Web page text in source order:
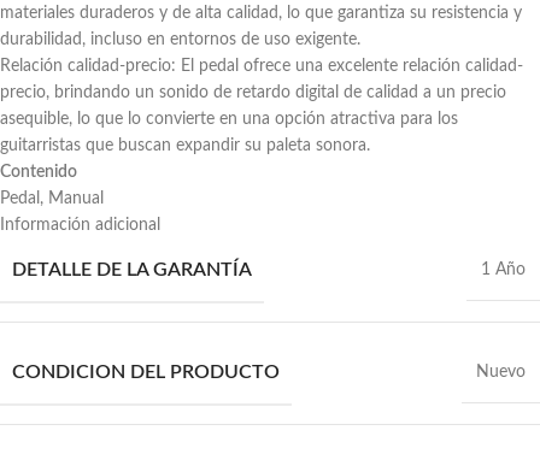
materiales duraderos y de alta calidad, lo que garantiza su resistencia y
durabilidad, incluso en entornos de uso exigente.
Relación calidad-precio: El pedal ofrece una excelente relación calidad-
precio, brindando un sonido de retardo digital de calidad a un precio
asequible, lo que lo convierte en una opción atractiva para los
guitarristas que buscan expandir su paleta sonora.
Contenido
Pedal, Manual
Información adicional
DETALLE DE LA GARANTÍA 1 Año
CONDICION DEL PRODUCTO Nuevo